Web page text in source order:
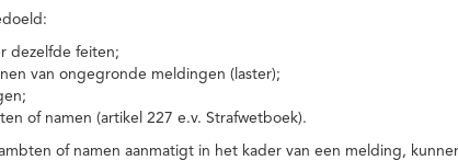
dezelfde feiten;
van ongegronde meldingen (laster);
of namen (artikel 227 e.v. Strafwetboek).
of namen aanmatigt in het kader van een melding,